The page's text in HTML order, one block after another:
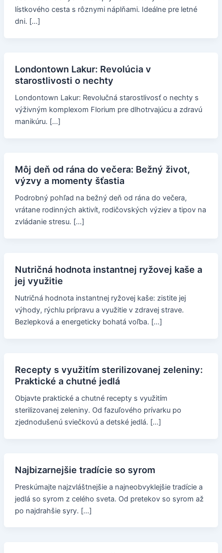
lístkového cesta s rôznymi náplňami. Ideálne pre letné
dni. […]
Londontown Lakur: Revolúcia v
starostlivosti o nechty
Londontown Lakur: Revolučná starostlivosť o nechty s
výživným komplexom Florium pre dlhotrvajúcu a zdravú
manikúru. […]
Môj deň od rána do večera: Bežný život,
výzvy a momenty šťastia
Podrobný pohľad na bežný deň od rána do večera,
vrátane rodinných aktivít, rodičovských výziev a tipov na
zvládanie stresu. […]
Nutričná hodnota instantnej ryžovej kaše a
jej využitie
Nutričná hodnota instantnej ryžovej kaše: zistite jej
výhody, rýchlu prípravu a využitie v zdravej strave.
Bezlepková a energeticky bohatá voľba. […]
Recepty s využitím sterilizovanej zeleniny:
Praktické a chutné jedlá
Objavte praktické a chutné recepty s využitím
sterilizovanej zeleniny. Od fazuľového prívarku po
zjednodušenú sviečkovú a detské jedlá. […]
Najbizarnejšie tradície so syrom
Preskúmajte najzvláštnejšie a najneobvyklejšie tradície a
jedlá so syrom z celého sveta. Od pretekov so syrom až
po najdrahšie syry. […]